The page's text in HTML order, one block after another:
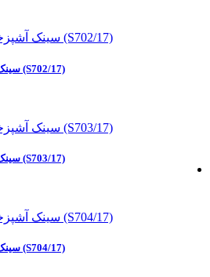
سینک آشپزخانه درخشان مدل (S702/17)
سینک آشپزخانه درخشان مدل (S703/17)
سینک آشپزخانه درخشان مدل (S704/17)